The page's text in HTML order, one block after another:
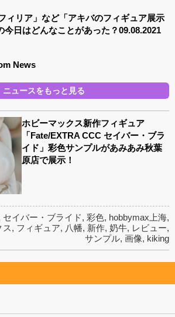
ィリア」など「アキバのフィギュア展示
今日はどんなことがあった？09.08.2021
News
ニュースをもっと見る
ホビーマックス新作フィギュア
「Fate/EXTRA CCC セイバー・ブラ
イド」彩色サンプルがあみあみ秋葉
原店で展示！
セイバー・ブライド, 彩色, hobbymax上海,
ス, フィギュア, 八幡, 新作, 奶牛, レビュー,
サンプル, 画像, kiking